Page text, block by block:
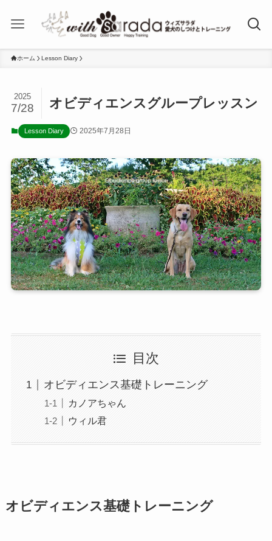
ホーム Lesson Diary
オビディエンスグループレッスン
2025
7/28
Lesson Diary 2025年7月28日
目次
オビディエンス基礎トレーニング
カノアちゃん
ウィル君
オビディエンス基礎トレーニング